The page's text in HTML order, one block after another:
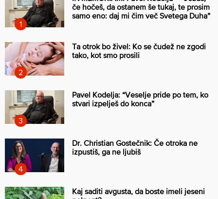
če hočeš, da ostanem še tukaj, te prosim
samo eno: daj mi čim več Svetega Duha”
Ta otrok bo živel: Ko se čudež ne zgodi
tako, kot smo prosili
Pavel Kodelja: “Veselje pride po tem, ko
stvari izpelješ do konca”
Dr. Christian Gostečnik: Če otroka ne
izpustiš, ga ne ljubiš
Kaj saditi avgusta, da boste imeli jeseni